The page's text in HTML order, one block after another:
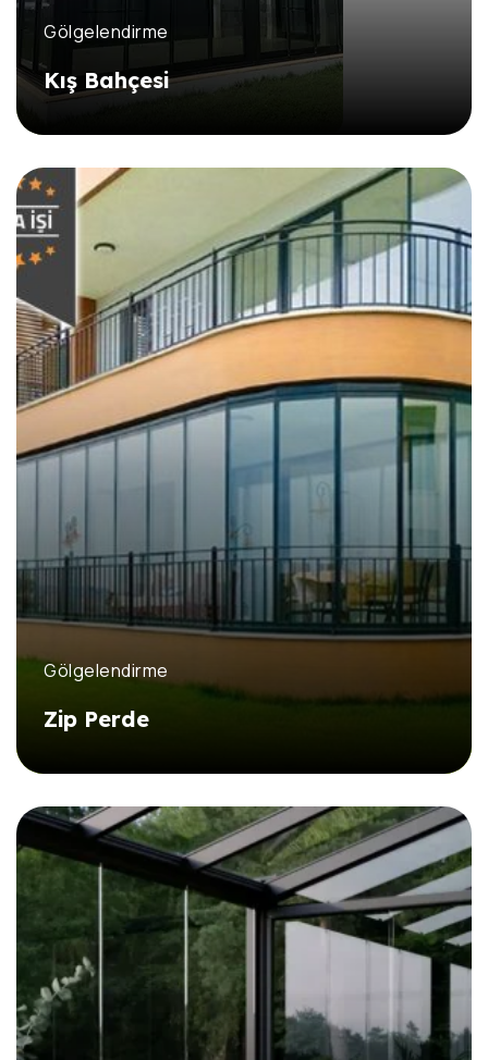
Gölgelendirme
Kış Bahçesi
DETAYLI İNCELE
Gölgelendirme
Zip Perde
DETAYLI İNCELE